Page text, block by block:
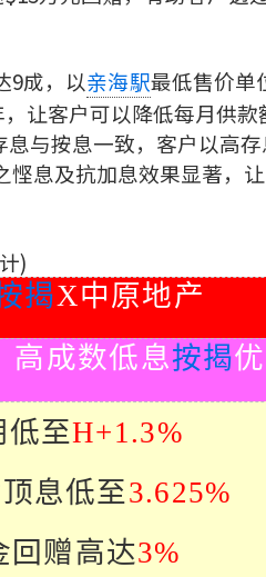
9成，以亲海駅最低售价单
让客户可以降低每月供
与按息一致，客户以高
悭息及抗加息效果显著，
)
揭X中原地产
高成数低息按揭
低至H+1.3%
息低至3.625%
回赠高达3%